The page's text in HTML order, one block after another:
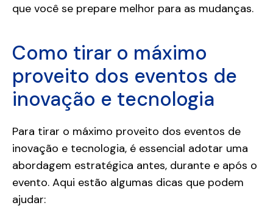
que você se prepare melhor para as mudanças.
Como tirar o máximo
proveito dos eventos de
inovação e tecnologia
Para tirar o máximo proveito dos eventos de
inovação e tecnologia, é essencial adotar uma
abordagem estratégica antes, durante e após o
evento. Aqui estão algumas dicas que podem
ajudar: